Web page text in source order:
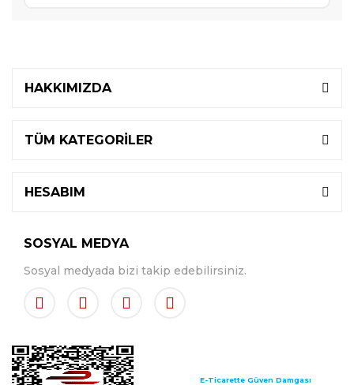
HAKKIMIZDA
TÜM KATEGORİLER
HESABIM
SOSYAL MEDYA
Sosyal medyada bizi takip edebilirsiniz.
E-Ticarette Güven Damgası